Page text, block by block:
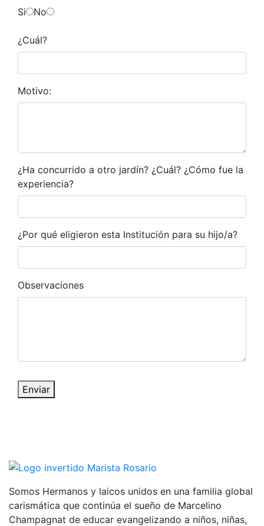
Si
No
¿Cuál?
Motivo:
¿Ha concurrido a otro jardín? ¿Cuál? ¿Cómo fue la
experiencia?
¿Por qué eligieron esta Institución para su hijo/a?
Observaciones
Enviar
Somos Hermanos y laicos unidos en una familia global
carismática que continúa el sueño de Marcelino
Champagnat de educar evangelizando a niños, niñas,